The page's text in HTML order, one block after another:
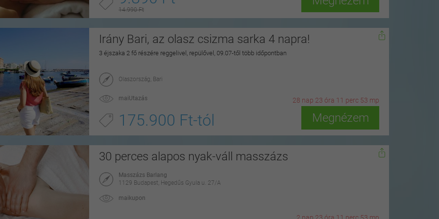
14.990 Ft
Irány Bari, az olasz csizma sarka 4 napra!
3 éjszaka 2 fő részére reggelivel, repülővel, 09.07-től több időpontban
Olaszország, Bari
maiUtazás 28 nap 23 óra 11 perc 51 mp
175.900 Ft-tól Megnézem
30 perces alapos nyak-váll masszázs
Masszázs Barlang
1129 Budapest, Hegedűs Gyula u. 27/A
maikupon